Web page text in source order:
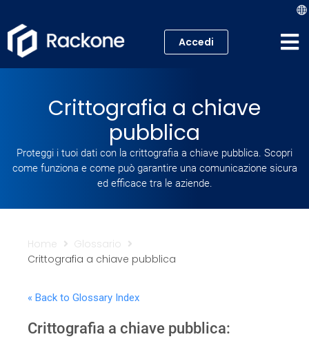
VPS
Sicurezza
Accedi
Crittografia a chiave
pubblica
Proteggi i tuoi dati con la crittografia a chiave pubblica. Scopri
come funziona e come può garantire una comunicazione sicura
ed efficace tra le aziende.
Home
Glossario
Crittografia a chiave pubblica
« Back to Glossary Index
Crittografia a chiave pubblica: